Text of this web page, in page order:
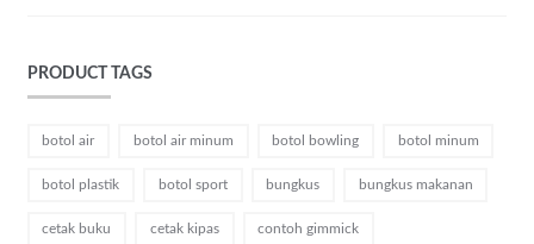
PRODUCT TAGS
botol air botol air minum botol bowling botol minum
botol plastik botol sport bungkus bungkus makanan
cetak buku cetak kipas contoh gimmick